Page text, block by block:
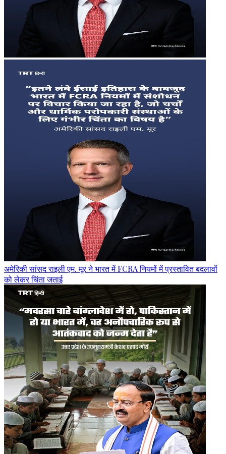
अमेरिकी सांसद राइली एम. मूर ने भारत में FCRA नियमों में प्रस्तावित बदलावों
को लेकर चिंता जताई